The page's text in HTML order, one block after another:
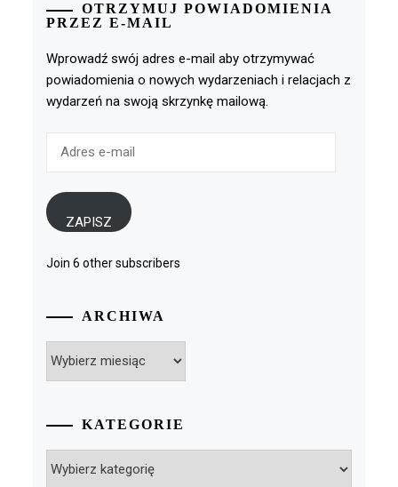
OTRZYMUJ POWIADOMIENIA
PRZEZ E-MAIL
Wprowadź swój adres e-mail aby otrzymywać
powiadomienia o nowych wydarzeniach i relacjach z
wydarzeń na swoją skrzynkę mailową.
ZAPISZ
Join 6 other subscribers
ARCHIWA
KATEGORIE